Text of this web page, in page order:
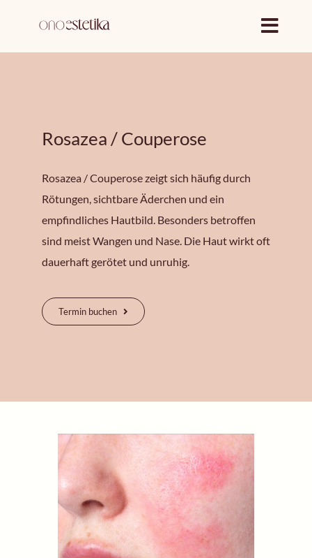
springen
Rosazea / Couperose
Rosazea / Couperose zeigt sich häufig durch
Rötungen, sichtbare Äderchen und ein
empfindliches Hautbild. Besonders betroffen
sind meist Wangen und Nase. Die Haut wirkt oft
dauerhaft gerötet und unruhig.
Termin buchen